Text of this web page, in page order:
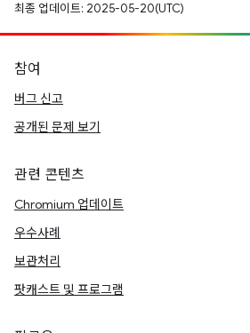
최종 업데이트: 2025-05-20(UTC)
참여
버그 신고
공개된 문제 보기
관련 콘텐츠
Chromium 업데이트
우수사례
보관처리
팟캐스트 및 프로그램